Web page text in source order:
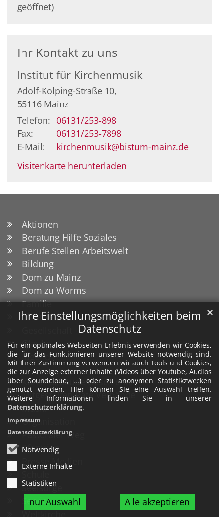
Ihre Einstellungsmöglichkeiten beim
Datenschutz
Für ein optimales Webseiten-Erlebnis verwenden wir Cookies,
die für das Funktionieren unserer Website notwendig sind.
Mit Ihrer Zustimmung verwenden wir auch Tools und Cookies,
die zur Anzeige externer Inhalte (Videos über Youtube, Audios
über Soundcloud, ...) oder zu anonymen Statistikzwecken
genutzt werden. Hier können Sie eine Auswahl treffen.
Weitere Informationen finden Sie in unserer
Datenschutzerklärung.
Notwendig
Externe Inhalte
Statistiken
nur Auswahl Alle akzeptieren
✕
Impressum
Datenschutzerklärung
geöffnet)
Ihr Kontakt zu uns
Institut für Kirchenmusik
Adolf-Kolping-Straße 10,
55116 Mainz
Telefon: 06131/253-898
Fax:
06131/253-7898
E-Mail:
kirchenmusik@bistum-mainz.de
Visitenkarte herunterladen
Aktionen
Beratung Hilfe Soziales
Berufe Stellen Arbeitswelt
Bildung
Dom zu Mainz
Dom zu Worms
Familie
Finanzen
Glaube
Jugend
Kunst Gebäude Geschichte
Mitgestalten Räte Verbände
Musik
Organisation
Pastoraler Weg
Pfarreien
Presse Medien
Seelsorge
Service